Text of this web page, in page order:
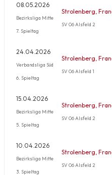
08.05.2026
Bezirksliga Mitte
7. Spieltag
Strolenberg,
SV 06 Alsfeld 2
24.04.2026
Verbandsliga Süd
6. Spieltag
Strolenberg,
SV 06 Alsfeld 1
15.04.2026
Bezirksliga Mitte
5. Spieltag
Strolenberg,
SV 06 Alsfeld 2
10.04.2026
Bezirksliga Mitte
3. Spieltag
Strolenberg,
SV 06 Alsfeld 2